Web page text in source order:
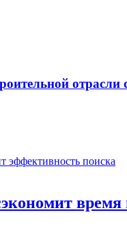
отрасли